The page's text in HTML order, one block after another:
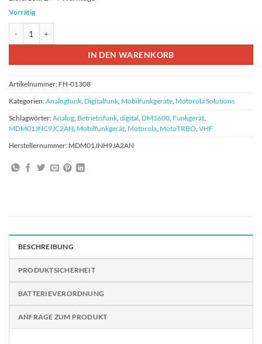
Vorrätig
IN DEN WARENKORB
Artikelnummer: FH-01308
Kategorien:Analogfunk Digitalfunk Mobilfunkgeräte Motorola Solutions
Schlagwörter:Analog Betriebsfunk digital DM1600 Funkgerät
MDM01JNC9JC2AN Mobilfunkgerät Motorola MotoTRBO VHF
Herstellernummer: MDM01JNH9JA2AN
BESCHREIBUNG
PRODUKTSICHERHEIT
BATTERIEVERORDNUNG
ANFRAGE ZUM PRODUKT